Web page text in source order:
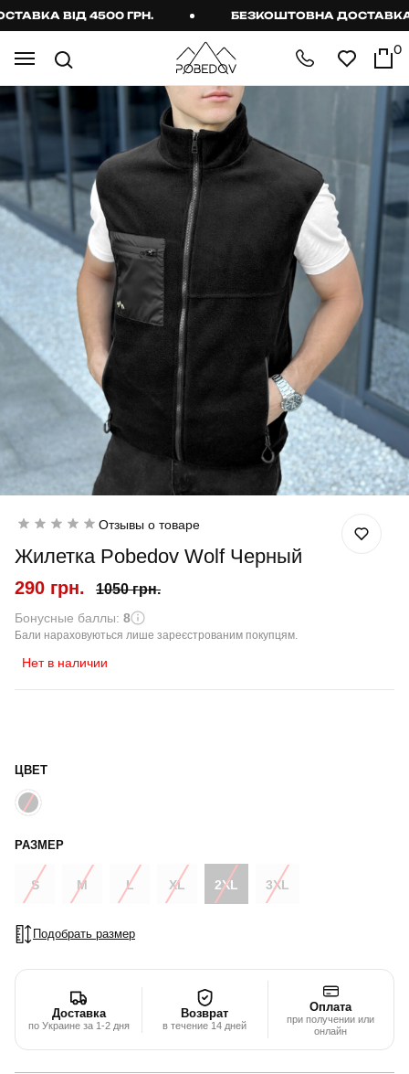
ВІД 4500 ГРН. БЕЗКОШТОВНА ДОСТАВКА
0
Отзывы о товаре
Жилетка Pobedov Wolf Черный
290 грн. 1050 грн.
Бонусные баллы: 8
Бали нараховуються лише зареєстрованим покупцям.
Нет в наличии
ЦВЕТ
РАЗМЕР
S M L XL 2XL 3XL
Подобрать размер
Доставка
по Украине за 1-2 дня
Возврат
в течение 14 дней
Оплата
при получении или
онлайн